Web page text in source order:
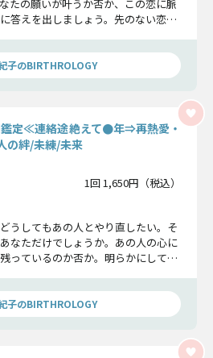
たの願いが叶うか否か、この恋に脈
答えを出しましょう。先のない恋な
子のBIRTHROLOGY
定≪連絡途絶えて●年⇒再熱愛・
の絆/未練/未来
1回 1,650円（税込）
うしてもあの人とやり直したい。そ
なただけでしょうか。あの人の心に
っているのか否か。明らかにしてい
子のBIRTHROLOGY